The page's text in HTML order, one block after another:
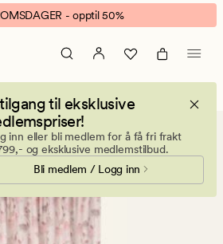
- opptil 50%
tilgang til eksklusive
inn eller bli medlem for å få fri frakt
og eksklusive medlemstilbud.
Bli medlem / Logg inn